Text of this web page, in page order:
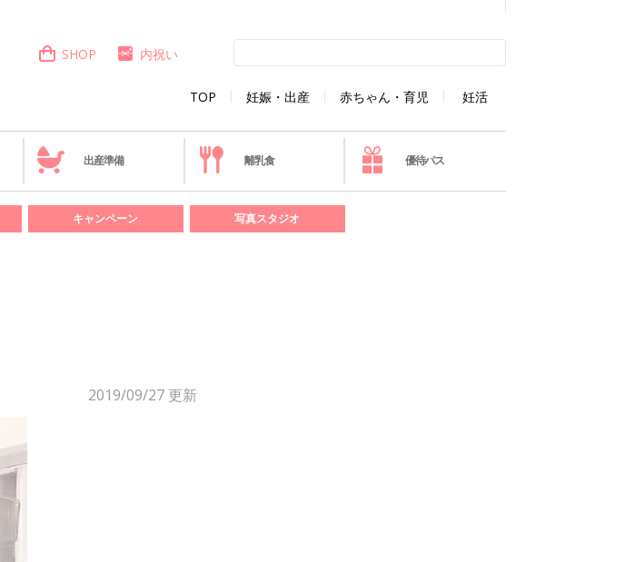
TOP 妊娠・出産 赤ちゃん・育児 妊活
SHOP 内祝い
出産準備 離乳食 優待パス
キャンペーン 写真スタジオ
2019/09/27 更新